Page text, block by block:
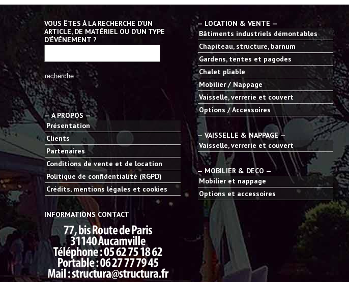
VOUS ÊTES À LA RECHERCHE D’UN
ARTICLE, DE MATÉRIEL OU D’UN TYPE
D’ÉVÉNEMENT ?
— A PROPOS —
Présentation
Clients
Partenaires
Conditions de vente et de location
Politique de confidentialité (RGPD)
Crédits, mentions légales et cookies
INFORMATIONS CONTACT
— LOCATION & VENTE —
Bâtiments industriels démontables
Chapiteau, structure, barnum
Gardens, tentes et pagodes
Chalet pliable
Mobilier / Nappage
Vaisselle, verrerie et couvert
Options / Accessoires
— VAISSELLE & NAPPAGE —
Vaisselle, verrerie et couvert
— MOBILIER & DECO —
Mobilier et nappage
Options et accessoires